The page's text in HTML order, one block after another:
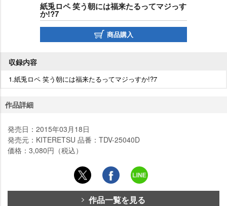
紙兎ロペ 笑う朝には福来たるってマジっす
か!?7
商品購入
収録内容
1.紙兎ロペ 笑う朝には福来たるってマジっすか!?7
作品詳細
発売日：2015年03月18日
発売元：KITERETSU 品番：TDV-25040D
価格：3,080円（税込）
作品一覧を見る